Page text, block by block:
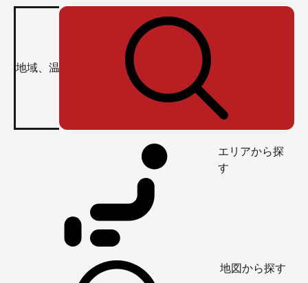
エリアから探
す
地図から探す